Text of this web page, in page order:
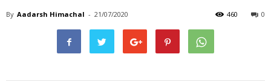
By Aadarsh Himachal - 21/07/2020 0
460